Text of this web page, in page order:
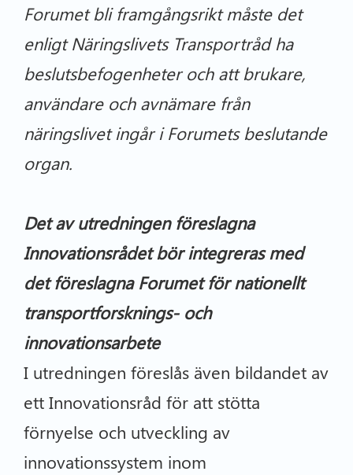
Forumet bli framgångsrikt måste det
enligt Näringslivets Transportråd ha
beslutsbefogenheter och att brukare,
användare och avnämare från
näringslivet ingår i Forumets beslutande
organ.
Det av utredningen föreslagna
Innovationsrådet bör integreras med
det föreslagna Forumet för nationellt
transportforsknings- och
innovationsarbete
I utredningen föreslås även bildandet av
ett Innovationsråd för att stötta
förnyelse och utveckling av
innovationssystem inom